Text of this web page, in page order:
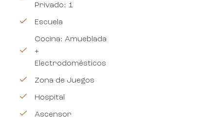
Privado: 1
Escuela
Cocina: Amueblada
+
Electrodomésticos
Zona de Juegos
Hospital
Ascensor